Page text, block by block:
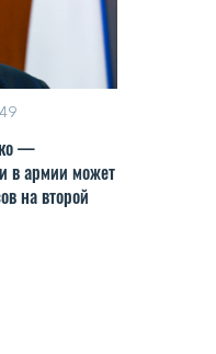
—
в армии может
на второй